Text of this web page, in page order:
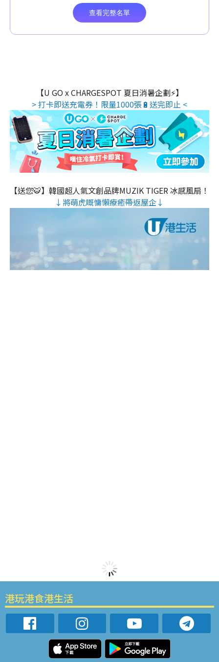
【U GO x CHARGESPOT 夏日消暑企劃⚡】
> 打卡即送充電券！限量1000張🔋送完即止 <
【送您🐯】韓國超人氣文創品牌MUZIK TIGER 冰感風扇！
↓將萌虎嘅慵懶療癒帶返屋企↓
港玩港食港生活